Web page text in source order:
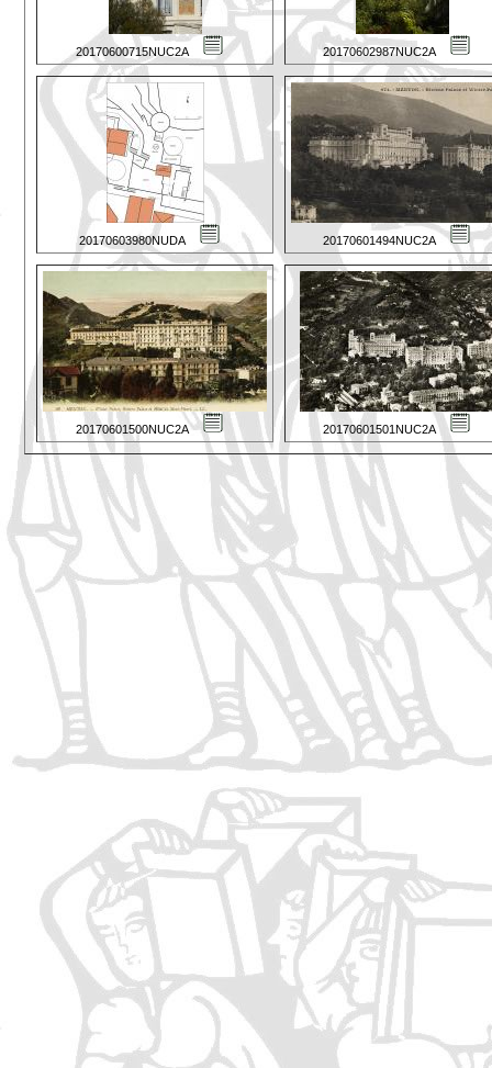
20170600715NUC2A 20170602987NUC2A
20170603980NUDA 20170601494NUC2A
20170601500NUC2A 20170601501NUC2A